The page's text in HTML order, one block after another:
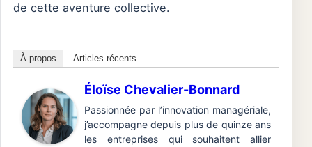
de cette aventure collective.
À propos Articles récents
Éloïse Chevalier-Bonnard
Passionnée par l’innovation managériale,
j’accompagne depuis plus de quinze ans
les entreprises qui souhaitent allier